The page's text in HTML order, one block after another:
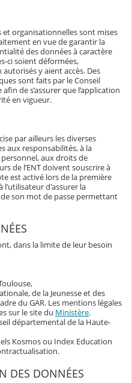
et organisationnelles sont mises
en vue de garantir la
des données à caractère
ci soient déformées,
y aient accès. Des
sont faits par le Conseil
de s’assurer que l’application
en vigueur.
par ailleurs les diverses
aux responsabilités, à la
aux droits de
de l’ENT doivent souscrire à
est activé lors de la première
d'assurer la
son mot de passe permettant
dans la limite de leur besoin
de la Jeunesse et des
du GAR. Les mentions légales
sur le site du Ministère.
départemental de la Haute-
Kosmos ou Index Education
DES DONNÉES